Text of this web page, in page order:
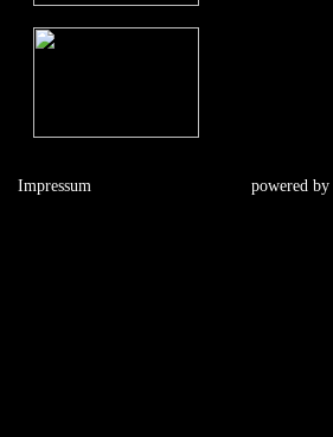
Impressum powered by